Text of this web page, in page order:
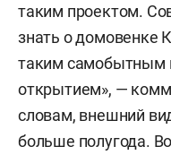
таким проектом.
знать о домовенке
таким самобытным
открытием», —
словам, внешний
больше полугода.